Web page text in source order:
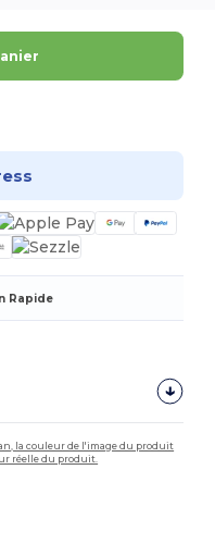
Rapide
la couleur de l'image du produit
réelle du produit.